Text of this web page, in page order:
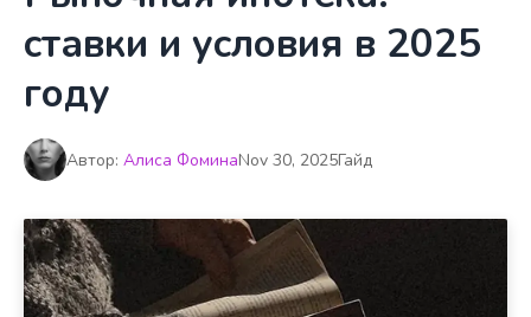
ставки и условия в 2025
году
Автор: Алиса ФоминаNov 30, 2025Гайд